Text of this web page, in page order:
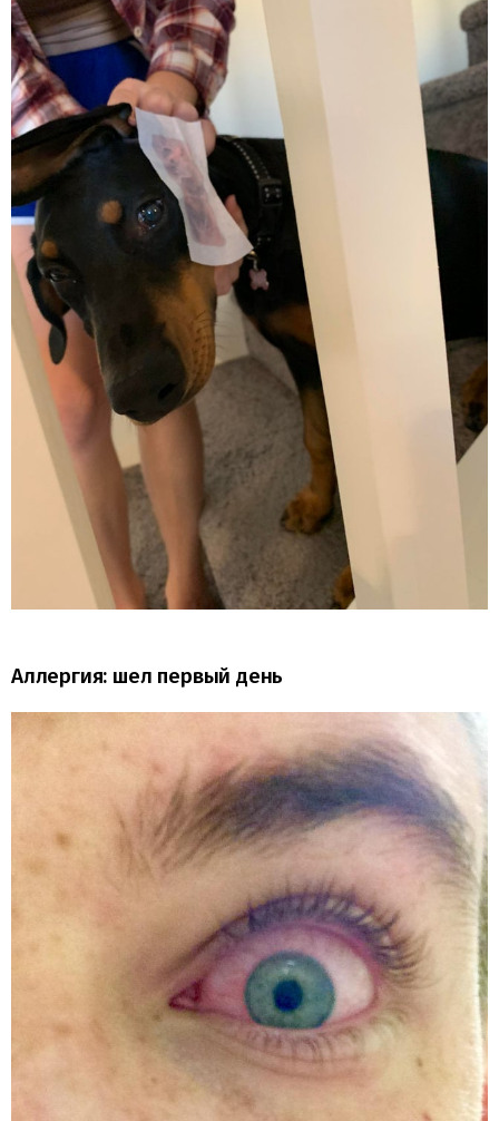
Аллергия: шел первый день